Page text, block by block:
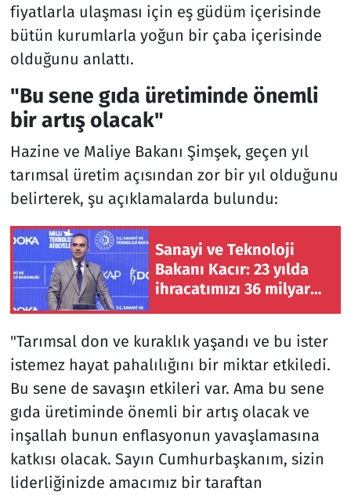
fiyatlarla ulaşması için eş güdüm içerisinde
bütün kurumlarla yoğun bir çaba içerisinde
olduğunu anlattı.
"Bu sene gıda üretiminde önemli
bir artış olacak"
Hazine ve Maliye Bakanı Şimşek, geçen yıl
tarımsal üretim açısından zor bir yıl olduğunu
belirterek, şu açıklamalarda bulundu:
Sanayi ve Teknoloji
Bakanı Kacır: 23 yılda
ihracatımızı 36 milyar
"Tarımsal don ve kuraklık yaşandı ve bu ister
istemez hayat pahalılığını bir miktar etkiledi.
Bu sene de savaşın etkileri var. Ama bu sene
gıda üretiminde önemli bir artış olacak ve
inşallah bunun enflasyonun yavaşlamasına
katkısı olacak. Sayın Cumhurbaşkanım, sizin
liderliğinizde amacımız bir taraftan